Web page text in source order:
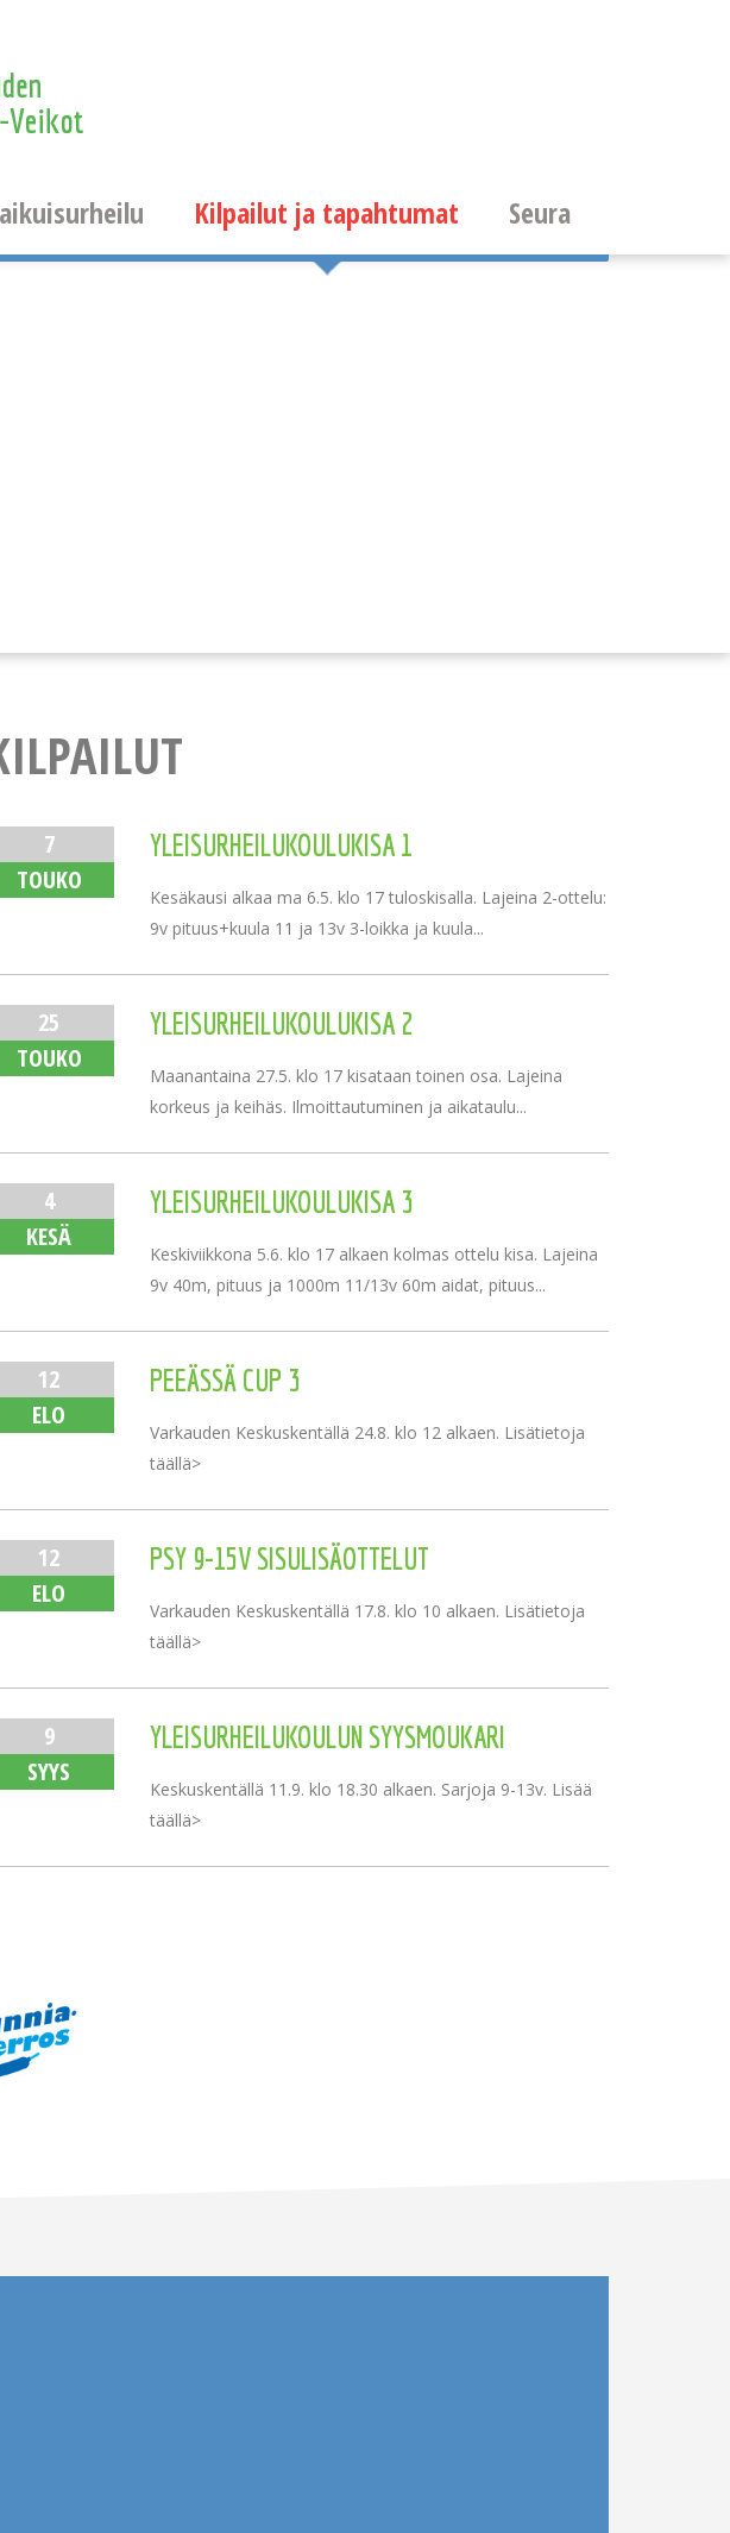
Kilpailut ja tapahtumat Seura
7
TOUKO
YLEISURHEILUKOULUKISA 1
Kesäkausi alkaa ma 6.5. klo 17 tuloskisalla. Lajeina 2-ottelu:
9v pituus+kuula 11 ja 13v 3-loikka ja kuula...
25
TOUKO
YLEISURHEILUKOULUKISA 2
Maanantaina 27.5. klo 17 kisataan toinen osa. Lajeina
korkeus ja keihäs. Ilmoittautuminen ja aikataulu...
4
KESÄ
YLEISURHEILUKOULUKISA 3
Keskiviikkona 5.6. klo 17 alkaen kolmas ottelu kisa. Lajeina
9v 40m, pituus ja 1000m 11/13v 60m aidat, pituus...
12
ELO
PEEÄSSÄ CUP 3
Varkauden Keskuskentällä 24.8. klo 12 alkaen. Lisätietoja
täällä>
12
ELO
PSY 9-15V SISULISÄOTTELUT
Varkauden Keskuskentällä 17.8. klo 10 alkaen. Lisätietoja
täällä>
9
SYYS
YLEISURHEILUKOULUN SYYSMOUKARI
Keskuskentällä 11.9. klo 18.30 alkaen. Sarjoja 9-13v. Lisää
täällä>